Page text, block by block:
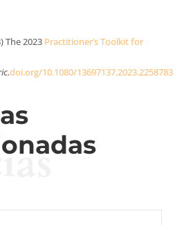
The 2023 Practitioner’s Toolkit for
doi.org/10.1080/13697137.2023.2258783